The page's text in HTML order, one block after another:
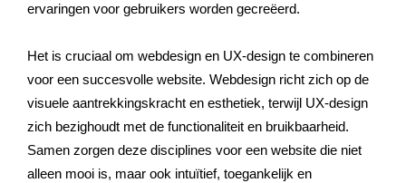
ervaringen voor gebruikers worden gecreëerd.
Het is cruciaal om webdesign en UX-design te combineren
voor een succesvolle website. Webdesign richt zich op de
visuele aantrekkingskracht en esthetiek, terwijl UX-design
zich bezighoudt met de functionaliteit en bruikbaarheid.
Samen zorgen deze disciplines voor een website die niet
alleen mooi is, maar ook intuïtief, toegankelijk en